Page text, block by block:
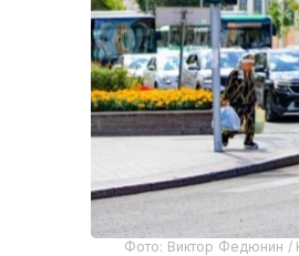
Фото: Виктор Федюнин /